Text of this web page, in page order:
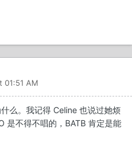
01:51 AM
么。我记得 Celine 也说过她烦
是不得不唱的，BATB 肯定是能